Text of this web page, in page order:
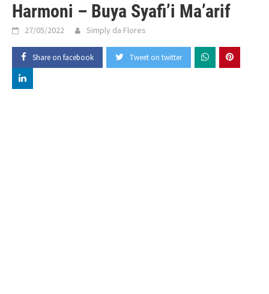
Harmoni – Buya Syafi’i Ma’arif
27/05/2022 Simply da Flores
Share on facebook Tweet on twitter